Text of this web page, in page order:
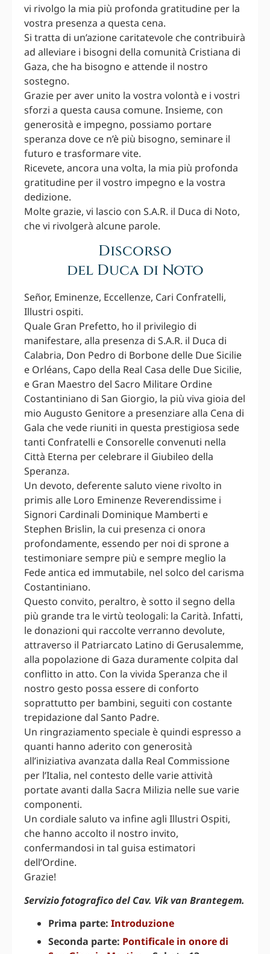
vi rivolgo la mia più profonda gratitudine per la
vostra presenza a questa cena.
Si tratta di un’azione caritatevole che contribuirà
ad alleviare i bisogni della comunità Cristiana di
Gaza, che ha bisogno e attende il nostro
sostegno.
Grazie per aver unito la vostra volontà e i vostri
sforzi a questa causa comune. Insieme, con
generosità e impegno, possiamo portare
speranza dove ce n’è più bisogno, seminare il
futuro e trasformare vite.
Ricevete, ancora una volta, la mia più profonda
gratitudine per il vostro impegno e la vostra
dedizione.
Molte grazie, vi lascio con S.A.R. il Duca di Noto,
che vi rivolgerà alcune parole.
Discorso
del Duca di Noto
Señor, Eminenze, Eccellenze, Cari Confratelli,
Illustri ospiti.
Quale Gran Prefetto, ho il privilegio di
manifestare, alla presenza di S.A.R. il Duca di
Calabria, Don Pedro di Borbone delle Due Sicilie
e Orléans, Capo della Real Casa delle Due Sicilie,
e Gran Maestro del Sacro Militare Ordine
Costantiniano di San Giorgio, la più viva gioia del
mio Augusto Genitore a presenziare alla Cena di
Gala che vede riuniti in questa prestigiosa sede
tanti Confratelli e Consorelle convenuti nella
Città Eterna per celebrare il Giubileo della
Speranza.
Un devoto, deferente saluto viene rivolto in
primis alle Loro Eminenze Reverendissime i
Signori Cardinali Dominique Mamberti e
Stephen Brislin, la cui presenza ci onora
profondamente, essendo per noi di sprone a
testimoniare sempre più e sempre meglio la
Fede antica ed immutabile, nel solco del carisma
Costantiniano.
Questo convito, peraltro, è sotto il segno della
più grande tra le virtù teologali: la Carità. Infatti,
le donazioni qui raccolte verranno devolute,
attraverso il Patriarcato Latino di Gerusalemme,
alla popolazione di Gaza duramente colpita dal
conflitto in atto. Con la vivida Speranza che il
nostro gesto possa essere di conforto
soprattutto per bambini, seguiti con costante
trepidazione dal Santo Padre.
Un ringraziamento speciale è quindi espresso a
quanti hanno aderito con generosità
all’iniziativa avanzata dalla Real Commissione
per l’Italia, nel contesto delle varie attività
portate avanti dalla Sacra Milizia nelle sue varie
componenti.
Un cordiale saluto va infine agli Illustri Ospiti,
che hanno accolto il nostro invito,
confermandosi in tal guisa estimatori
dell’Ordine.
Grazie!
Servizio fotografico del Cav. Vik van Brantegem.
Prima parte: Introduzione
Seconda parte: Pontificale in onore di